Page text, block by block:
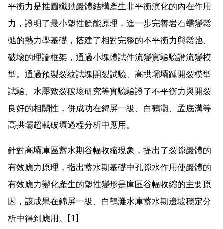
平衡力是推圓纖動巖體結構產生非平衡演化的內在作用
力，證明了最小塑性餘能原理，進一步完善岩石蠕變鬆
弛的熱力學基礎，搭建了相對完整的不平衡力與鬆弛、
破壞的理論框架，通過小塊體試件流變實驗驗證流變模
型。通過預製裂紋試塊開裂試驗、高拱壩壩踵開裂模型
試驗、水壓致裂破壞研究等實驗驗證了不平衡力與開裂
良好的相關性，併成功在錦屏一級、白鶴灘、孟底溝等
高拱壩超載破壞過程分析中應用。
針對高壩庫區蓄水期谷幅收縮現象，提出了裂隙巖體的
有效應力原理，指出蓄水期基礎中孔隙水作用使巖體的
有效應力變化產生的塑性變形是庫區谷幅收縮的主要原
因，該成果在錦屏一級、白鶴灘水庫蓄水期邊坡穩定分
析中得到應用。[1]